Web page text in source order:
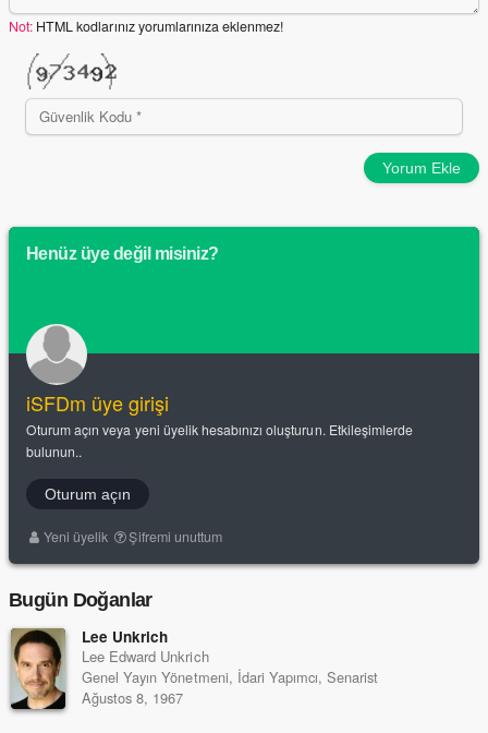
Not: HTML kodlarınız yorumlarınıza eklenmez!
Yorum Ekle
Henüz üye değil misiniz?
iSFDm üye girişi
Oturum açın veya yeni üyelik hesabınızı oluşturun. Etkileşimlerde
bulunun..
Oturum açın
Yeni üyelik Şifremi unuttum
Bugün Doğanlar
Lee Unkrich
Lee Edward Unkrich
Genel Yayın Yönetmeni, İdari Yapımcı, Senarist
Ağustos 8, 1967